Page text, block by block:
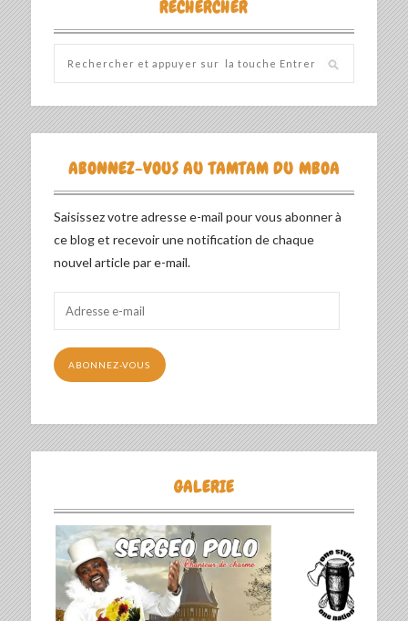
RECHERCHER
ABONNEZ-VOUS AU TAMTAM DU MBOA
Saisissez votre adresse e-mail pour vous abonner à
ce blog et recevoir une notification de chaque
nouvel article par e-mail.
mail
ABONNEZ-VOUS
GALERIE